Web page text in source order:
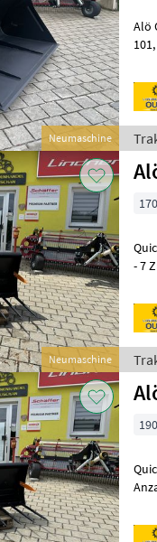
Neumaschine
Alö
Neumaschine
Quicke M+
- 7 Zinken - Gewicht
Quicke
Anzahl